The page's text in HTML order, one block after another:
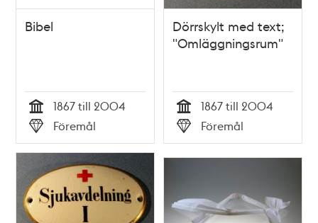
Bibel
Tid
1867 till 2004
Typ
Föremål
Dörrskylt med text;
"Omläggningsrum"
Tid
1867 till 2004
Typ
Föremål